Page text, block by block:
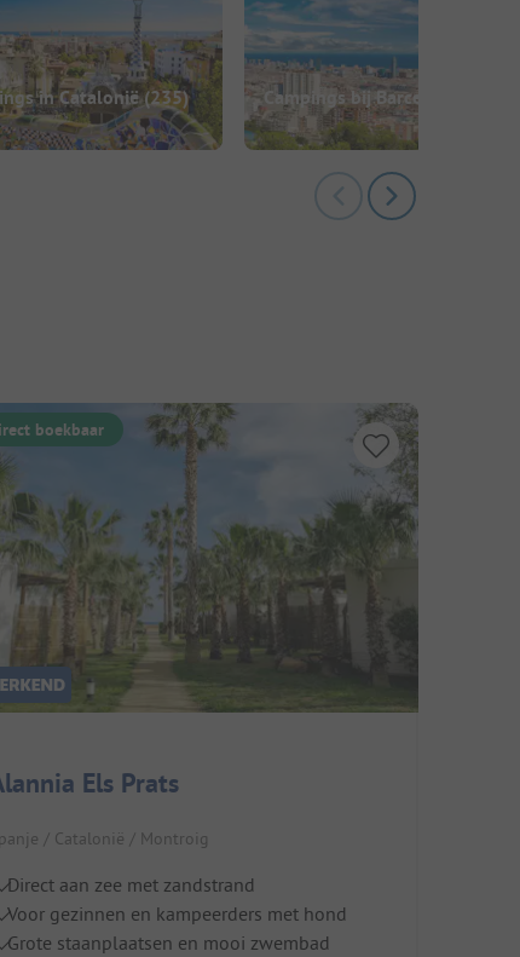
in Catalonië(235) Campings bij Barcelona
boekbaar
Els Prats
/ Catalonië / Montroig
Direct aan zee met zandstrand
Voor gezinnen en kampeerders met hond
Grote staanplaatsen en mooi zwembad